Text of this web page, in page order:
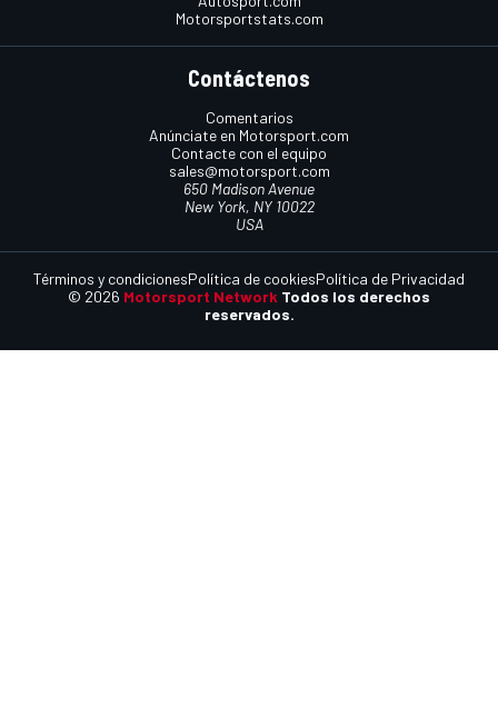
Motorsportstats.com
Contáctenos
Comentarios
Anúnciate en Motorsport.com
Contacte con el equipo
sales@motorsport.com
650 Madison Avenue
New York, NY 10022
USA
© 2026 Motorsport Network Todos los derechos
reservados.
Términos y condicionesPolítica de cookiesPolítica de Privacidad